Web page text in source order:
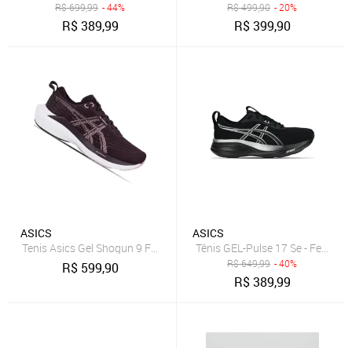
R$699,99 - 44%
R$389,99
R$499,90 - 20%
R$399,90
ASICS
Tenis Asics Gel Shogun 9 Feminino
R$ 599,90
ASICS
Tênis GEL-Pulse 17 Se -
R$649,99 - 40%
R$389,99